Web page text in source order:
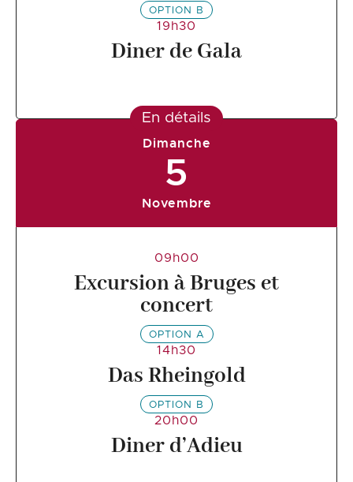
OPTION B
19h30
Diner de Gala
En détails
Dimanche
5
Novembre
09h00
Excursion à Bruges et
concert
OPTION A
14h30
Das Rheingold
OPTION B
20h00
Diner d’Adieu